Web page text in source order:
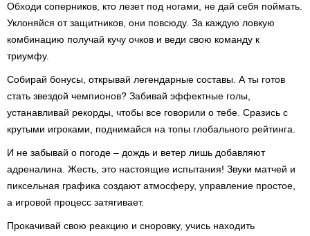
Обходи соперников, кто лезет под ногами, не дай себя поймать.
Уклоняйся от защитников, они повсюду. За каждую ловкую
комбинацию получай кучу очков и веди свою команду к
триумфу.
Собирай бонусы, открывай легендарные составы. А ты готов
стать звездой чемпионов? Забивай эффектные голы,
устанавливай рекорды, чтобы все говорили о тебе. Сразись с
крутыми игроками, поднимайся на топы глобального рейтинга.
И не забывай о погоде – дождь и ветер лишь добавляют
адреналина. Жесть, это настоящие испытания! Звуки матчей и
пиксельная графика создают атмосферу, управление простое,
а игровой процесс затягивает.
Прокачивай свою реакцию и сноровку, учись находить